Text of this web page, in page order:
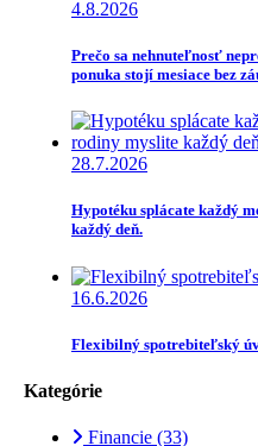
4.8.2026
Prečo sa nehnuteľnosť
ponuka stojí mesiace bez
28.7.2026
Hypotéku splácate každý
každý deň.
16.6.2026
Flexibilný spotrebiteľský
Kategórie
Financie (33)